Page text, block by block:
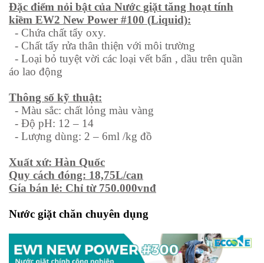
Đặc điểm nỏi bật của Nước giặt tăng hoạt tính
kiềm EW2 New Power #100 (Liquid):
- Chứa chất tẩy oxy.
- Chất tẩy rửa thân thiện với môi trường
- Loại bỏ tuyệt vời các loại vết bẩn , dầu trên quần
áo lao động
Thông số kỹ thuật:
- Màu sắc: chất lỏng màu vàng
- Độ pH: 12 – 14
- Lượng dùng: 2 – 6ml /kg đồ
Xuất xứ: Hàn Quốc
Quy cách đóng: 18,75L/can
Gía bán lẻ: Chỉ từ 750.000vnđ
Nước giặt chăn chuyên dụng